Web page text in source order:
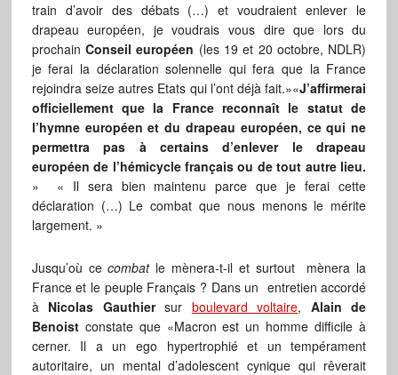
train d’avoir des débats (…) et voudraient enlever le
drapeau européen, je voudrais vous dire que lors du
prochain Conseil européen (les 19 et 20 octobre, NDLR)
je ferai la déclaration solennelle qui fera que la France
rejoindra seize autres Etats qui l’ont déjà fait.»«J’affirmerai
officiellement que la France reconnaît le statut de
l’hymne européen et du drapeau européen, ce qui ne
permettra pas à certains d’enlever le drapeau
européen de l’hémicycle français ou de tout autre lieu.
» « Il sera bien maintenu parce que je ferai cette
déclaration (…) Le combat que nous menons le mérite
largement. »
Jusqu’où cecombatle mènera-t-il et surtout mènera la
France et le peuple Français ? Dans un entretien accordé
à Nicolas Gauthiersur boulevard voltaire, Alain de
Benoistconstate que «Macron est un homme difficile à
cerner. Il a un ego hypertrophié et un tempérament
autoritaire, un mental d’adolescent cynique qui rêverait